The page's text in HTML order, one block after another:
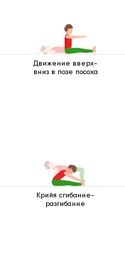
Движение вверх-
вниз в позе посоха
Крийя сгибание-
разгибание